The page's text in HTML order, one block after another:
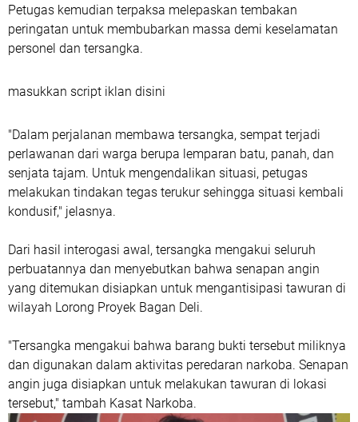
Petugas kemudian terpaksa melepaskan tembakan
peringatan untuk membubarkan massa demi keselamatan
personel dan tersangka.
masukkan script iklan disini
"Dalam perjalanan membawa tersangka, sempat terjadi
perlawanan dari warga berupa lemparan batu, panah, dan
senjata tajam. Untuk mengendalikan situasi, petugas
melakukan tindakan tegas terukur sehingga situasi kembali
kondusif," jelasnya.
Dari hasil interogasi awal, tersangka mengakui seluruh
perbuatannya dan menyebutkan bahwa senapan angin
yang ditemukan disiapkan untuk mengantisipasi tawuran di
wilayah Lorong Proyek Bagan Deli.
"Tersangka mengakui bahwa barang bukti tersebut miliknya
dan digunakan dalam aktivitas peredaran narkoba. Senapan
angin juga disiapkan untuk melakukan tawuran di lokasi
tersebut," tambah Kasat Narkoba.